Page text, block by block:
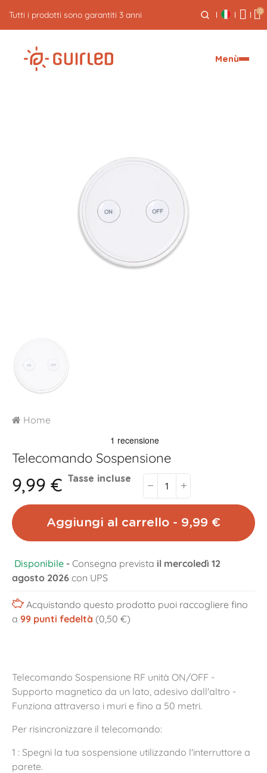
5% di cashback sui tuoi ordini 0
Menù
Home
Telecomando Sospensione
9,99 € Tasse incluse
Aggiungi al carrello - 9,99 €
Disponibile - Consegna prevista il mercoledì 12
agosto 2026 con UPS
Acquistando questo prodotto puoi raccogliere fino
a 99 punti fedeltà (0,50 €)
Telecomando Sospensione RF unità ON/OFF -
Supporto magnetico da un lato, adesivo dall'altro -
Funziona attraverso i muri e fino a 50 metri.
Per risincronizzare il telecomando:
1 : Spegni la tua sospensione utilizzando l'interruttore a
parete.